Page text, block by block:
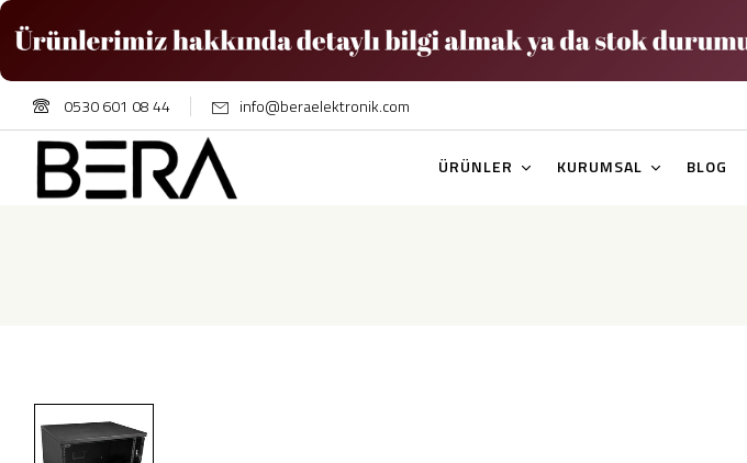
0530 601 08 44 info@beraelektronik.com
ÜRÜNLER KURUMSAL BLOG